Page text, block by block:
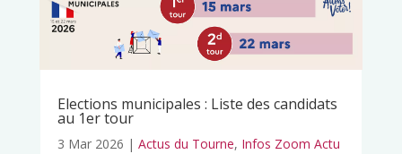
Elections municipales : Liste des candidats
au 1er tour
3 Mar 2026 | Actus du Tourne, Infos Zoom Actu